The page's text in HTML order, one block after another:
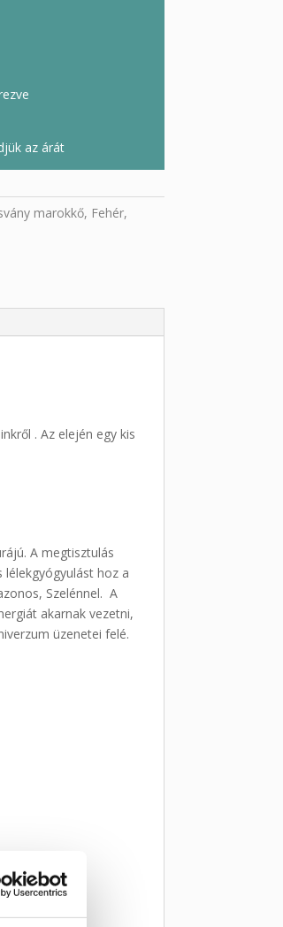
az árát
marokkő, Fehér,
. Az elején egy kis
A megtisztulás
hoz a
Szelénnel. A
akarnak vezetni,
üzenetei felé.